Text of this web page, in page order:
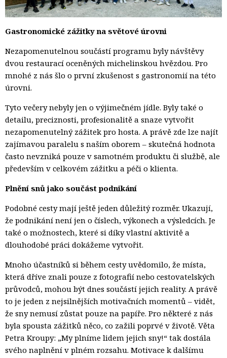
Gastronomické zážitky na světové úrovni
Nezapomenutelnou součástí programu byly návštěvy
dvou restaurací oceněných michelinskou hvězdou. Pro
mnohé z nás šlo o první zkušenost s gastronomií na této
úrovni.
Tyto večery nebyly jen o výjimečném jídle. Byly také o
detailu, preciznosti, profesionalitě a snaze vytvořit
nezapomenutelný zážitek pro hosta. A právě zde lze najít
zajímavou paralelu s naším oborem – skutečná hodnota
často nevzniká pouze v samotném produktu či službě, ale
především v celkovém zážitku a péči o klienta.
Plnění snů jako součást podnikání
Podobné cesty mají ještě jeden důležitý rozměr. Ukazují,
že podnikání není jen o číslech, výkonech a výsledcích. Je
také o možnostech, které si díky vlastní aktivitě a
dlouhodobé práci dokážeme vytvořit.
Mnoho účastníků si během cesty uvědomilo, že místa,
která dříve znali pouze z fotografií nebo cestovatelských
průvodců, mohou být dnes součástí jejich reality. A právě
to je jeden z nejsilnějších motivačních momentů – vidět,
že sny nemusí zůstat pouze na papíře. Pro některé z nás
byla spousta zážitků něco, co zažili poprvé v životě. Věta
Petra Kroupy: „My plníme lidem jejich sny!“ tak dostála
svého naplnění v plném rozsahu. Motivace k dalšímu